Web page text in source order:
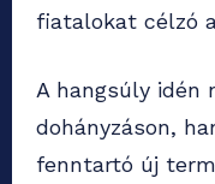
fiatalokat célzó
A hangsúly idén
dohányzáson,
fenntartó új